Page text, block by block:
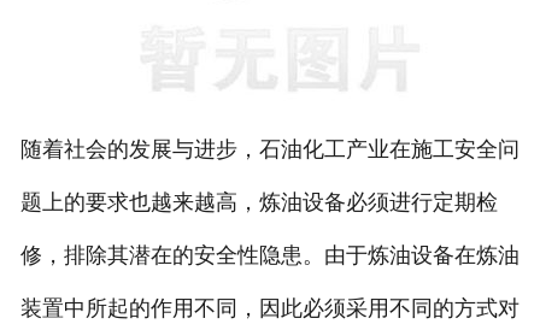
资质荣誉
联系我们
随着社会的发展与进步，石油化工产业在施工安全问
题上的要求也越来越高，炼油设备必须进行定期检
修，排除其潜在的安全性隐患。由于炼油设备在炼油
装置中所起的作用不同，因此必须采用不同的方式对